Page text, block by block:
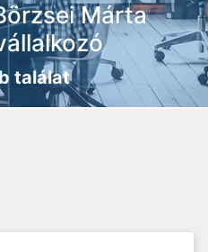
Márta
találat